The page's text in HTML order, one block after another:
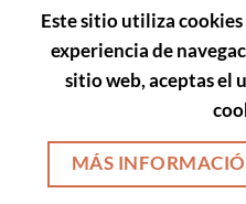
19
La poesía a mis
Plá
16
Contreras
1Comentario
Este sitio utiliza
experiencia de
sitio web, aceptas el
MÁS